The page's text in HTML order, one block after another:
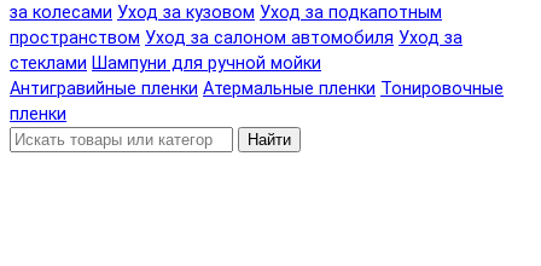
за колесами Уход за кузовом Уход за подкапотным
пространством Уход за салоном автомобиля Уход за
стеклами Шампуни для ручной мойки
Антигравийные пленки Атермальные пленки Тонировочные
пленки
Найти